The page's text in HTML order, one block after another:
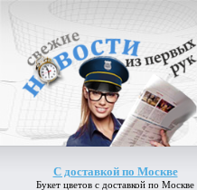
С доставкой по Москве
Букет цветов с доставкой по Москве